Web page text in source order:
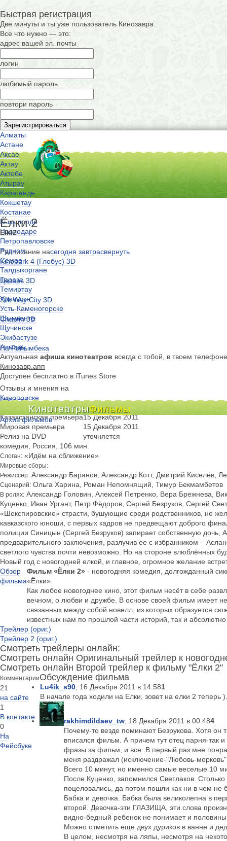
Быстрая регистрация
Две минуты и ты уже пользователь Кинозавра.
Все что нужно — это:
адрес вашей эл. почты
логин
любимый пароль
повтори пароль
Алматы
Астане
Аксае
Актау
Актобе
Атырау
Караганде
Кокшетау
Костанае
Кызылорде
Павлодаре
Петропавловске
Рудном
Семее
Талдыкоргане
Таразе
Темиртау
Уральске
Усть-Каменогорске
Шымкенте
Щучинске
Экибастузе
Алматы
Актуальная афиша кинотеатров всегда с тобой, в твоем телефоне
Кинозавр.апп
Доступен бесплатно в iTunes Store
КинотеатрыФильмы
Новости
Киноклубы
Архив фильмов
Ёлки 2
Elki2
Расписание насегодня завтрасвернуть
Kinopark 4 (Глобус) 3D
Цезарь 3D
Silk Way City 3D
Chaplin 3D
На Райымбека
Отзывы и мнения на
Кинопоиске
Казахстанская премьера15 Декабря 2011
Мировая премьера
15 Декабря 2011
Релиз на DVD
уточняется
комедия, Россия, 106 мин.
Слоган: «Идём на сближение»
Мировые сборы:
Режиссер: Александр Баранов, Александр Котт, Дмитрий Киселёв,
Сценарий: Ольга Харина, Роман Непомнящий, Тимур Бекмамбетов
В ролях: Александр Головин, Алексей Петренко, Вера Брежнева,
Куценко, Иван Ургант, Петр Фёдоров, Сергей Безруков, Сергей
«Шекспировские» страсти, бушующие среди родственников, не
кавказского юноши, с первых кадров не предвещают доброго
полиции Синицын (Сергей Безруков) запирает собственную дочь,
предварительного заключения, разлучив ее с избранником –
светлого чувства почти невозможно. Но на стороне влюблённых
Новый год с новогодней елкой, и главное, огромное желание
Обзор
фильма
Фильм «Ёлки 2» - новогодняя комедия, долгожданный
«Ёлки».
Как любое новогоднее кино, этот фильм несёт в себе
вечном, о любви и дружбе. В основе своей фильм имеет
связанных между собой новелл, из которых образуется
известных нам по прошлой части историй, так и
Трейлер (ориг.)
Трейлер 2 (ориг.)
Смотреть трейлеры онлайн:
Смотреть онлайн Оригинальный трейлер к
Смотреть онлайн Второй трейлер к фильму "Ёлки 2"
Комментарии
21
на сайте
1
В контакте
0
На
Фейсбуке
Обсуждение фильма
Lu4ik_s90 , 16 Декабря 2011 в 14:581
В начале года ходили на Елки, зовет на елки 2 теперь ).
rakhimdildaev_tw , 18 Декабря 2011 в 00:484
Почему-то везде поминают Безрукова. Хотя он
вписался фильм. А причем тут отец парня-так и
фразы за фильм, и все. В первый раз мне
меня раздражал (исключение-"Любовь-
Всего 10 минут, но именно самые веселые 10
После Куценко, запомнился Светлаков.
поцеловались, да потом пошли как ни в чем не
Бабка и девочка. Бабка была великолепна в
второй. Девочка-эти ГЛАЗИЩА, эти слова
видно-бедный ребенок не понимает и половины
Можно отметить еще двух дуриков в ванне и
В целом, несмотря на ляпы, несмотря на